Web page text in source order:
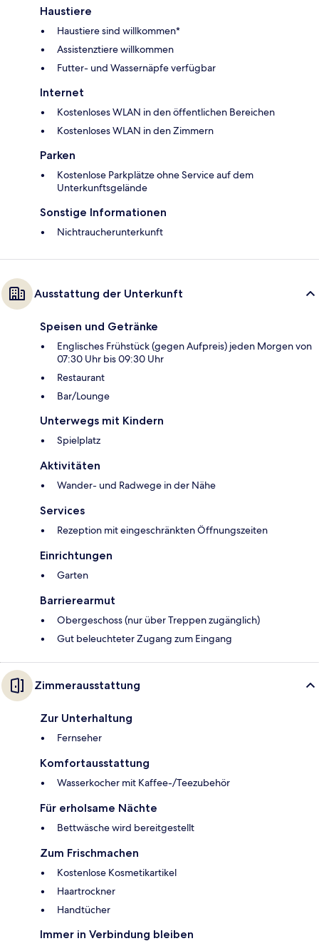
Haustiere
Haustiere sind willkommen*
Assistenztiere willkommen
Futter- und Wassernäpfe verfügbar
Internet
Kostenloses WLAN in den öffentlichen Bereichen
Kostenloses WLAN in den Zimmern
Parken
Kostenlose Parkplätze ohne Service auf dem
Unterkunftsgelände
Sonstige Informationen
Nichtraucherunterkunft
Ausstattung der Unterkunft
Speisen und Getränke
Englisches Frühstück (gegen Aufpreis) jeden Morgen von
07:30 Uhr bis 09:30 Uhr
Restaurant
Bar/Lounge
Unterwegs mit Kindern
Spielplatz
Aktivitäten
Wander- und Radwege in der Nähe
Services
Rezeption mit eingeschränkten Öffnungszeiten
Einrichtungen
Garten
Barrierearmut
Obergeschoss (nur über Treppen zugänglich)
Gut beleuchteter Zugang zum Eingang
Zimmerausstattung
Zur Unterhaltung
Fernseher
Komfortausstattung
Wasserkocher mit Kaffee-/Teezubehör
Für erholsame Nächte
Bettwäsche wird bereitgestellt
Zum Frischmachen
Kostenlose Kosmetikartikel
Haartrockner
Handtücher
Immer in Verbindung bleiben